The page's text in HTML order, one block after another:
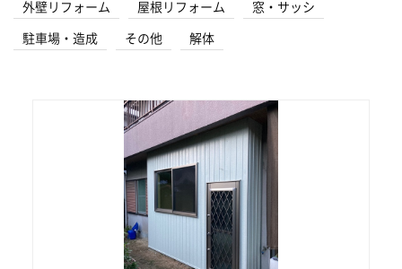
外壁リフォーム 屋根リフォーム 窓・サッシ
駐車場・造成 その他 解体